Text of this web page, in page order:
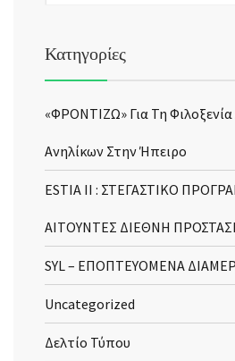
Κατηγορίες
«ΦΡΟΝΤΙΖΩ» Για Τη
Ανηλίκων Στην Ήπειρο
ESTIA II : ΣΤΕΓΑΣΤΙΚΟ
ΑΙΤΟΥΝΤΕΣ ΔΙΕΘΝΗ
SYL – ΕΠΟΠΤΕΥΟΜΕΝΑ
Uncategorized
Δελτίο Τύπου